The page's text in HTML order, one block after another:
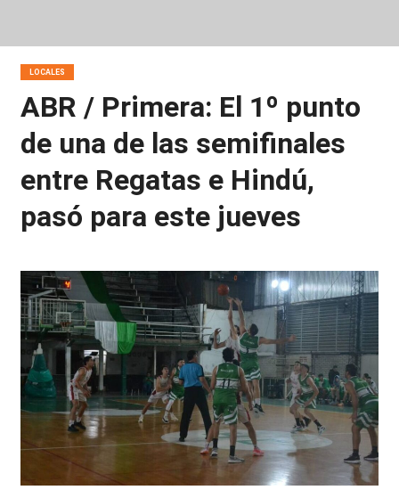
LOCALES
ABR / Primera: El 1º punto
de una de las semifinales
entre Regatas e Hindú,
pasó para este jueves